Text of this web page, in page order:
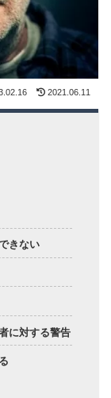
2021.06.11
きない
に対する警告